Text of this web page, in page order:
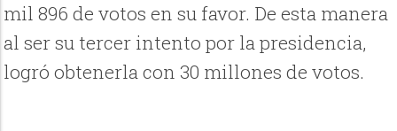
mil 896 de votos en su favor. De esta manera
al ser su tercer intento por la presidencia,
logró obtenerla con 30 millones de votos.